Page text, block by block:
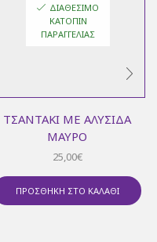
ΔΙΑΘΈΣΙΜΟ
ΚΑΤΌΠΙΝ
ΠΑΡΑΓΓΕΛΊΑΣ
ΤΣΑΝΤΆΚΙ ΜΕ ΑΛΥΣΊΔΑ
ΜΑΎΡΟ
25,00€
ΠΡΟΣΘΉΚΗ ΣΤΟ ΚΑΛΆΘΙ